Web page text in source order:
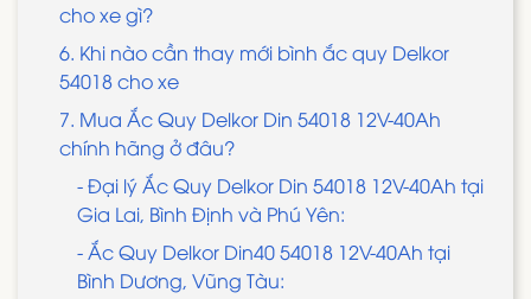
cho xe gì?
6. Khi nào cần thay mới bình ắc quy Delkor
54018 cho xe
7. Mua Ắc Quy Delkor Din 54018 12V-40Ah
chính hãng ở đâu?
- Đại lý Ắc Quy Delkor Din 54018 12V-40Ah tại
Gia Lai, Bình Định và Phú Yên:
- Ắc Quy Delkor Din40 54018 12V-40Ah tại
Bình Dương, Vũng Tàu: